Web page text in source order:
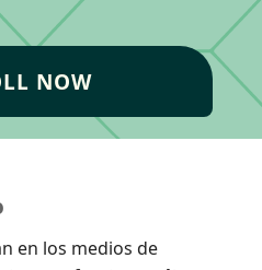
NOW
en los medios de